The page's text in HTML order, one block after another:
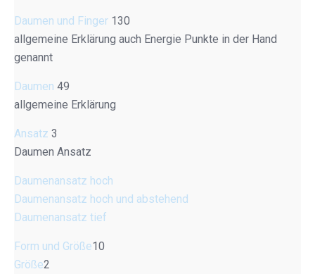
Daumen und Finger 130
allgemeine Erklärung auch Energie Punkte in der Hand
genannt
Daumen 49
allgemeine Erklärung
Ansatz 3
Daumen Ansatz
Daumenansatz hoch
Daumenansatz hoch und abstehend
Daumenansatz tief
Form und Größe10
Größe2